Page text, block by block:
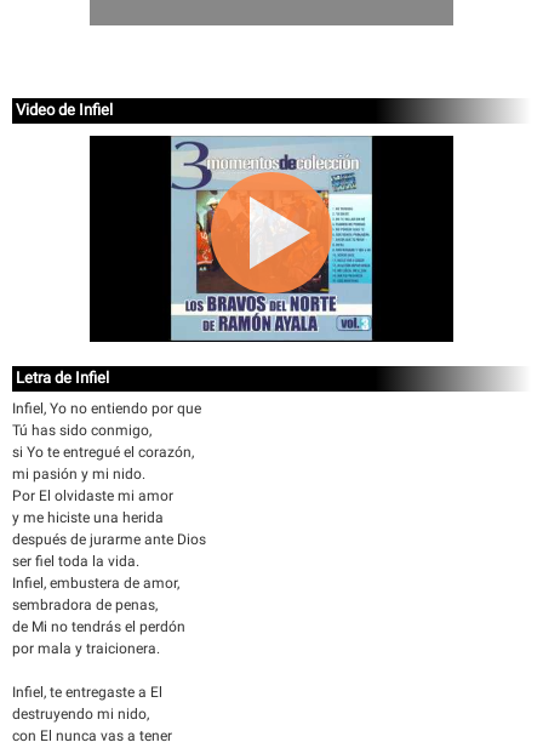
Video de Infiel
Letra de Infiel
Infiel, Yo no entiendo por que
Tú has sido conmigo,
si Yo te entregué el corazón,
mi pasión y mi nido.
Por El olvidaste mi amor
y me hiciste una herida
después de jurarme ante Dios
ser fiel toda la vida.
Infiel, embustera de amor,
sembradora de penas,
de Mi no tendrás el perdón
por mala y traicionera.
Infiel, te entregaste a El
destruyendo mi nido,
con El nunca vas a tener